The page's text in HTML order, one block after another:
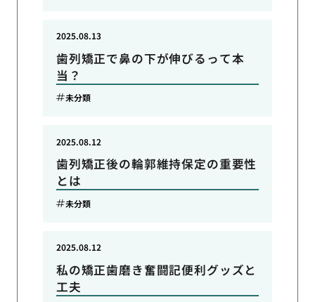
歯列矯正で鼻の下が伸びるって本
当？
2025.08.13
未分類
歯列矯正後の輪郭維持保定の重要性
とは
2025.08.12
未分類
私の矯正歯磨き奮闘記便利グッズと
工夫
2025.08.12